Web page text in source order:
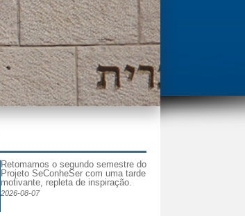
Retomamos o segundo semestre do
Projeto SeConheSer com uma tarde
motivante, repleta de inspiração.
2026-08-07